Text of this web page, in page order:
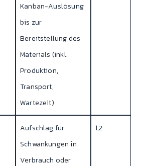
Kanban-Auslösung
bis zur
Bereitstellung des
Materials (inkl.
Produktion,
Transport,
Wartezeit)
Aufschlag für
Schwankungen in
Verbrauch oder
1,2